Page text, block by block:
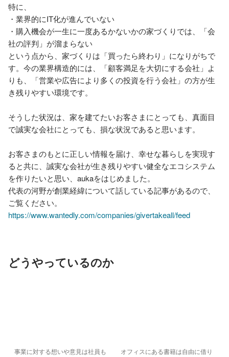
特に、
・業界的にIT化が進んでいない
・購入機会が一生に一度あるかないかの家づくりでは、「会
社の評判」が溜まらない
という点から、家づくりは「買ったら終わり」になりがちで
す。今の業界構造的には、「顧客満足を大切にする会社」よ
りも、「営業や広告により多くの投資を行う会社」の方が生
き残りやすい環境です。
そうした状況は、家を建てたいお客さまにとっても、真面目
で誠実な会社にとっても、損な状況であると思います。
お客さまのもとに正しい情報を届け、幸せな暮らしを実現す
ると共に、誠実な会社が生き残りやすい健全なエコシステム
を作りたいと思い、aukaをはじめました。
代表の河野が創業経緯について話している記事があるので、
https://www.wantedly.com/companies/givertakeall/feed
どうやっているのか
事業に対する想いや意見は社員も
オフィスにある書籍は自由に借り